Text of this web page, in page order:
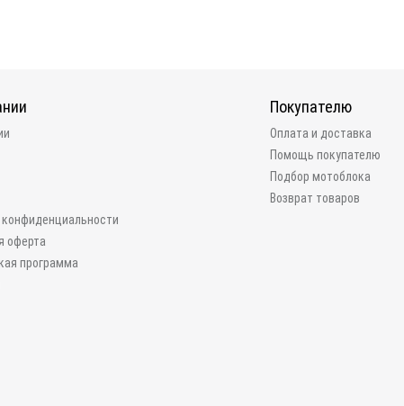
конфиденциальности
оферта
программа
Покупателю
Оплата и доставка
Помощь покупателю
Подбор мотоблока
Возврат товаров